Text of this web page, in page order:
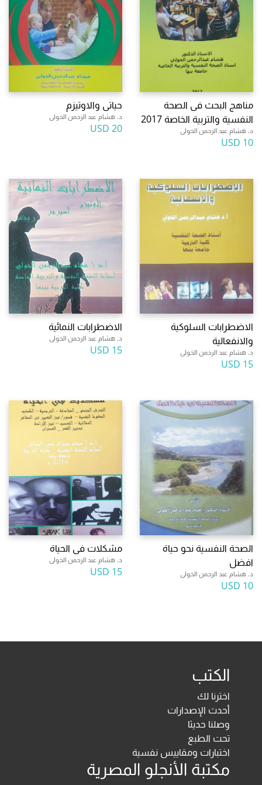
مناهج البحث فى الصحة
النفسية والتربية الخاصة 2017
د. هشام عبد الرحمن الخولى
10 USD
حياتى والاوتيزم
د. هشام عبد الرحمن الخولى
20 USD
الاضطرابات السلوكية
والانفعالية
د. هشام عبد الرحمن الخولى
15 USD
الاضطرابات النمائية
د. هشام عبد الرحمن الخولى
15 USD
الصحة النفسية نحو حياة
افضل
د. هشام عبد الرحمن الخولى
10 USD
مشكلات فى الحياة
د. هشام عبد الرحمن الخولى
15 USD
الكتب
اخترنا لك
أحدث الإصدارات
وصلنا حديثا
تحت الطبع
اختبارات ومقاييس نفسية
مكتبة الأنجلو المصرية